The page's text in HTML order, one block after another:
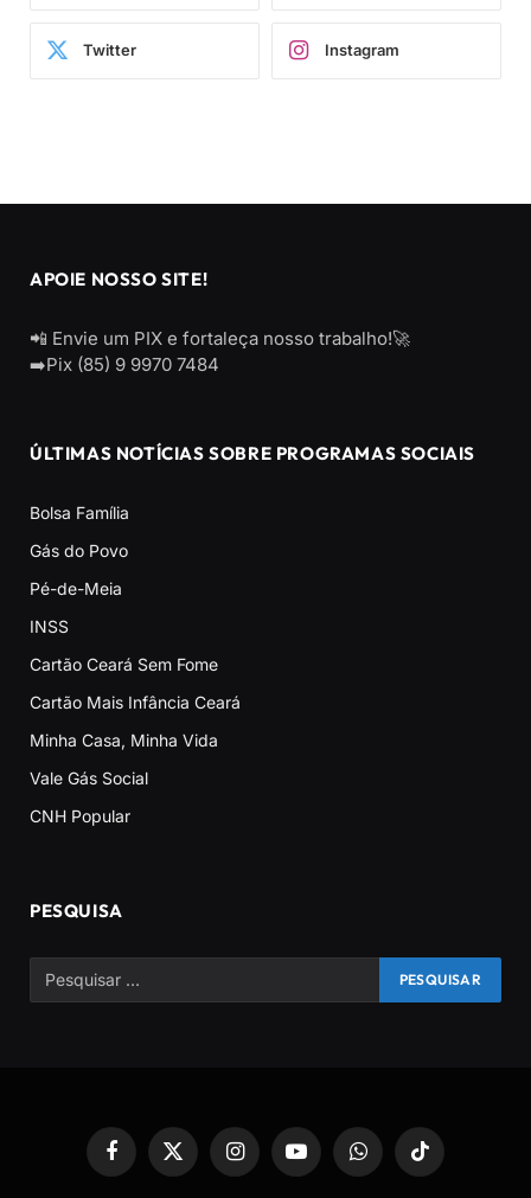
Twitter Instagram
APOIE NOSSO SITE!
📲 Envie um PIX e fortaleça nosso trabalho!🚀
➡️Pix (85) 9 9970 7484
ÚLTIMAS NOTÍCIAS SOBRE PROGRAMAS SOCIAIS
Bolsa Família
Gás do Povo
Pé-de-Meia
INSS
Cartão Ceará Sem Fome
Cartão Mais Infância Ceará
Minha Casa, Minha Vida
Vale Gás Social
CNH Popular
PESQUISA
Facebook
X
(Twitter)
InstagramYouTubeWhatsAppTikTok